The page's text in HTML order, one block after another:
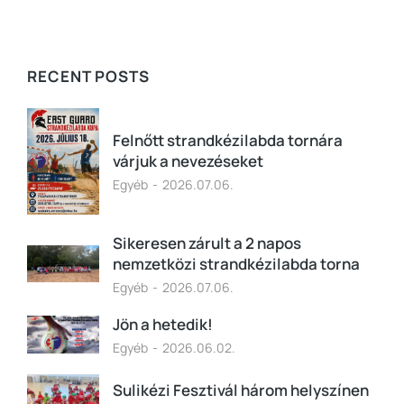
RECENT POSTS
Felnőtt strandkézilabda tornára
várjuk a nevezéseket
Egyéb 2026.07.06.
Sikeresen zárult a 2 napos
nemzetközi strandkézilabda torna
Egyéb 2026.07.06.
Jön a hetedik!
Egyéb 2026.06.02.
Sulikézi Fesztivál három helyszínen